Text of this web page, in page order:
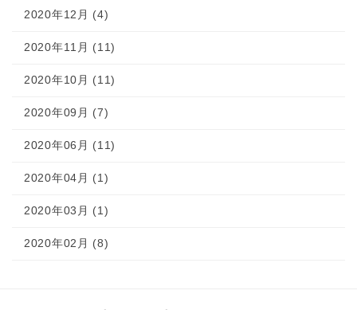
2020年12月 (4)
2020年11月 (11)
2020年10月 (11)
2020年09月 (7)
2020年06月 (11)
2020年04月 (1)
2020年03月 (1)
2020年02月 (8)